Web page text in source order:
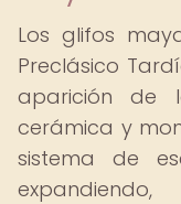
Los glifos
Preclásico
aparición de
cerámica y
sistema de